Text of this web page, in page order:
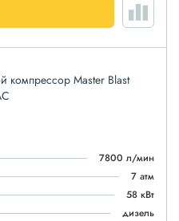
компрессор Master Blast
7800 л/мин
7 атм
58 кВт
дизель